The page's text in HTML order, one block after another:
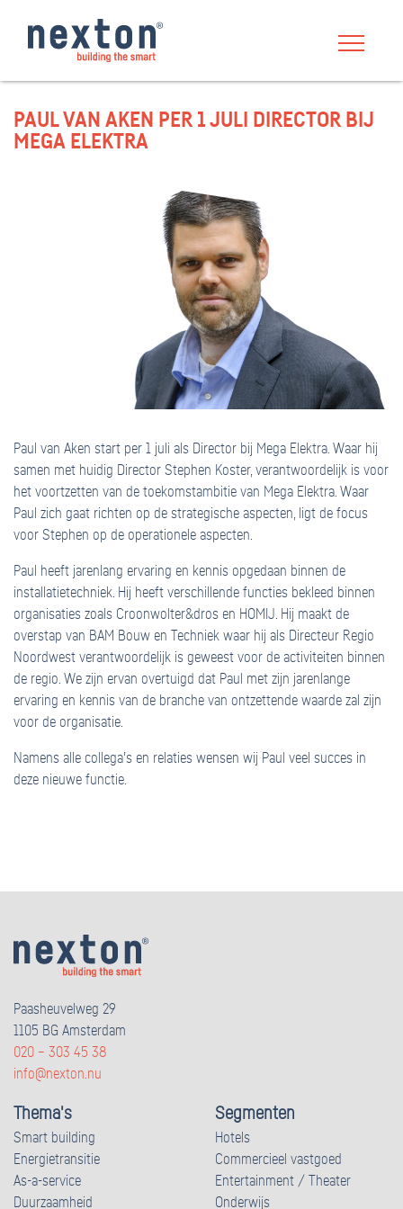
PAUL VAN AKEN PER 1 JULI DIRECTOR BIJ
MEGA ELEKTRA
Paul van Aken start per 1 juli als Director bij Mega Elektra. Waar hij
samen met huidig Director Stephen Koster, verantwoordelijk is voor
het voortzetten van de toekomstambitie van Mega Elektra. Waar
Paul zich gaat richten op de strategische aspecten, ligt de focus
voor Stephen op de operationele aspecten.
Paul heeft jarenlang ervaring en kennis opgedaan binnen de
installatietechniek. Hij heeft verschillende functies bekleed binnen
organisaties zoals Croonwolter&dros en HOMIJ. Hij maakt de
overstap van BAM Bouw en Techniek waar hij als Directeur Regio
Noordwest verantwoordelijk is geweest voor de activiteiten binnen
de regio. We zijn ervan overtuigd dat Paul met zijn jarenlange
ervaring en kennis van de branche van ontzettende waarde zal zijn
voor de organisatie.
Namens alle collega’s en relaties wensen wij Paul veel succes in
deze nieuwe functie.
Paasheuvelweg 29
1105 BG Amsterdam
020 – 303 45 38
info@nexton.nu
Thema's
Smart building
Energietransitie
As-a-service
Duurzaamheid
Segmenten
Hotels
Commercieel vastgoed
Entertainment / Theater
Onderwijs